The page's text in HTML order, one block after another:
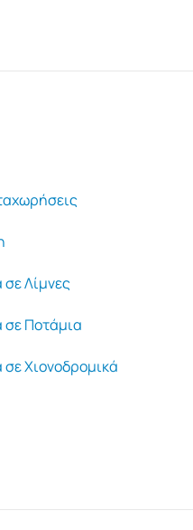
Λίμνες
σε Ποτάμια
Χιονοδρομικά